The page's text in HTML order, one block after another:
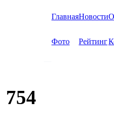
ГлавнаяНовости
Фото Рейтинг
754